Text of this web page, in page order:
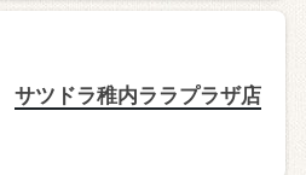
サツドラ稚内ララプラザ店